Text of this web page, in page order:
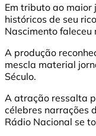
Em tributo ao maior
históricos de seu
Nascimento faleceu
A produção
mescla material
Século.
A atração ressalta
célebres narrações
Rádio Nacional se